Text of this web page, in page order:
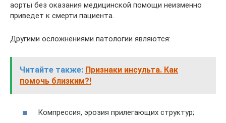
аорты без оказания медицинской помощи неизменно
приведет к смерти пациента.
Другими осложнениями патологии являются:
Читайте также: Признаки инсульта. Как
помочь близким?!
Компрессия, эрозия прилегающих структур;